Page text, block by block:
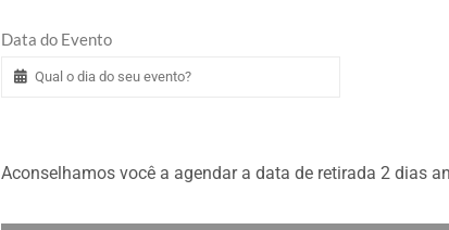
Data do Evento
Aconselhamos você a agendar a data de retirada 2 dias